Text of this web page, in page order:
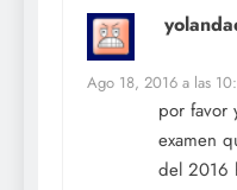
dice:
Ago 18, 2016 a las
por favor
examen
del 2016